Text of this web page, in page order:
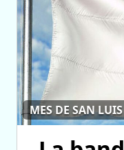
MES DE SAN LUIS